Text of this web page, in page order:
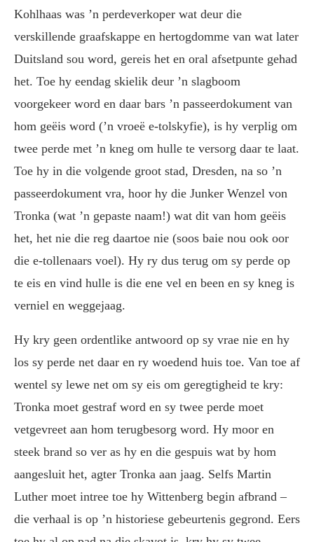
Kohlhaas was ’n perdeverkoper wat deur die
verskillende graafskappe en hertogdomme van wat later
Duitsland sou word, gereis het en oral afsetpunte gehad
het. Toe hy eendag skielik deur ’n slagboom
voorgekeer word en daar bars ’n passeerdokument van
hom geëis word (’n vroeë e-tolskyfie), is hy verplig om
twee perde met ’n kneg om hulle te versorg daar te laat.
Toe hy in die volgende groot stad, Dresden, na so ’n
passeerdokument vra, hoor hy die Junker Wenzel von
Tronka (wat ’n gepaste naam!) wat dit van hom geëis
het, het nie die reg daartoe nie (soos baie nou ook oor
die e-tollenaars voel). Hy ry dus terug om sy perde op
te eis en vind hulle is die ene vel en been en sy kneg is
verniel en weggejaag.
Hy kry geen ordentlike antwoord op sy vrae nie en hy
los sy perde net daar en ry woedend huis toe. Van toe af
wentel sy lewe net om sy eis om geregtigheid te kry:
Tronka moet gestraf word en sy twee perde moet
vetgevreet aan hom terugbesorg word. Hy moor en
steek brand so ver as hy en die gespuis wat by hom
aangesluit het, agter Tronka aan jaag. Selfs Martin
Luther moet intree toe hy Wittenberg begin afbrand –
die verhaal is op ’n historiese gebeurtenis gegrond. Eers